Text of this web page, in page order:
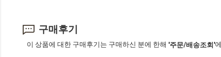
구매후기
이 상품에 대한 구매후기는 구매하신 분에 한해 '주문/배송조회'